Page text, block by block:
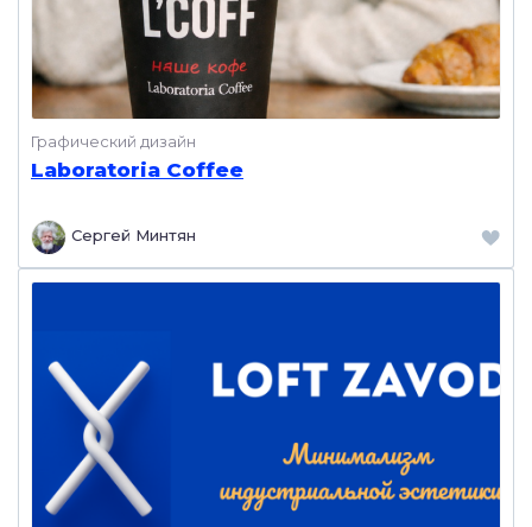
Графический дизайн
Laboratoria Coffee
Сергей Минтян